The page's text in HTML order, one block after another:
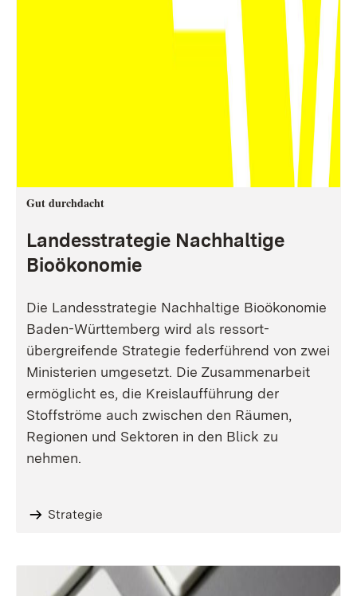
Gut durchdacht
Landesstrategie Nachhaltige
Bioökonomie
Die Landesstrategie Nachhaltige Bioökonomie
Baden-Württemberg wird als ressort-
übergreifende Strategie federführend von zwei
Ministerien umgesetzt. Die Zusammenarbeit
ermöglicht es, die Kreislaufführung der
Stoffströme auch zwischen den Räumen,
Regionen und Sektoren in den Blick zu
nehmen.
Strategie